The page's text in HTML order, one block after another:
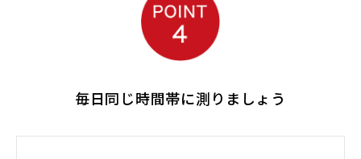
毎日同じ時間帯に測りましょう